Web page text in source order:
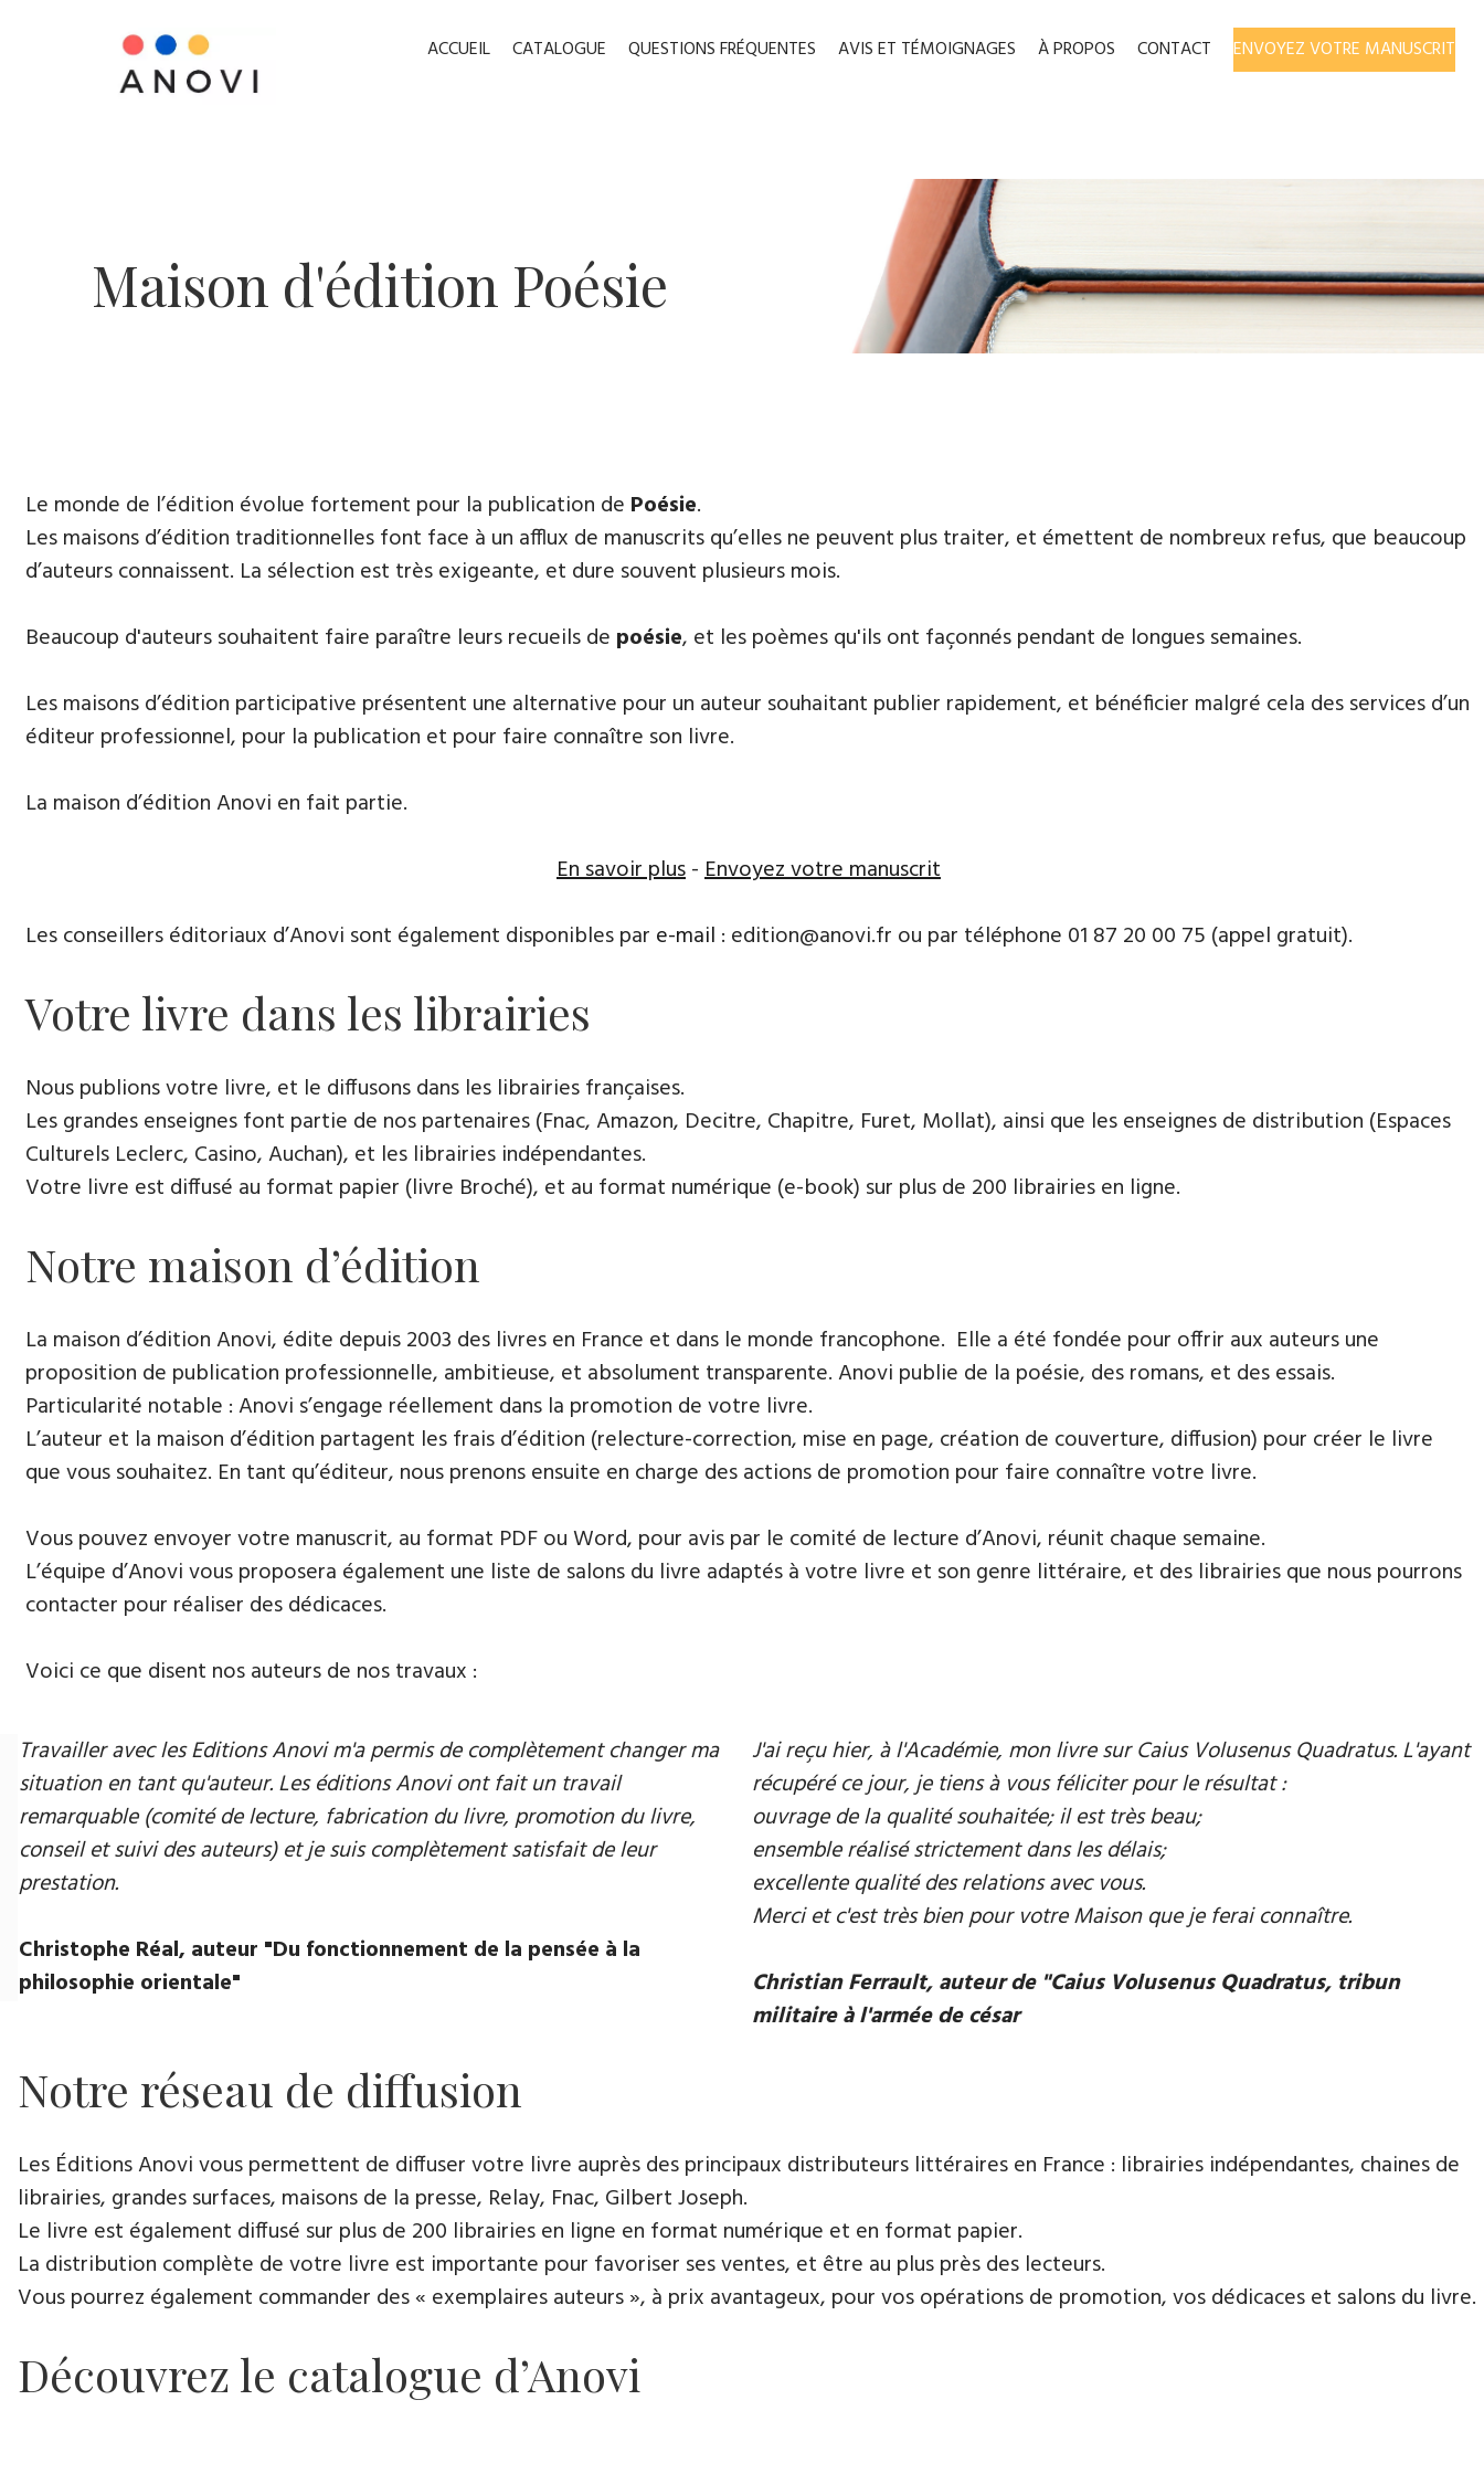
ACCUEIL CATALOGUE QUESTIONS FRÉQUENTES AVIS ET TÉMOIGNAGES À PROPOS CONTACT ENVOYEZ VOTRE MANUSCRIT
​Maison d'édition ​Poésie
Le monde de l’édition évolue fortement ​pour la publication de Poésie.
Les maisons d’édition traditionnelles font face à un afflux de manuscrits qu’elles ne peuvent plus traiter, et émettent de nombreux refus, que beaucoup
d’auteurs connaissent. La sélection est très exigeante, et dure souvent plusieurs mois.
Beaucoup d'auteurs souhaitent ​faire paraître leurs recueils de poésie, et les poèmes qu'ils ont façonnés pendant de longues semaines.
Les maisons d’édition participative présentent une alternative pour un auteur souhaitant publier rapidement, et bénéficier malgré cela des services d’un
éditeur professionnel, pour la publication et pour faire connaître son livre.
La maison d’édition Anovi en fait partie.
En savoir plus-Envoyez votre manuscrit
Les conseillers éditoriaux d’Anovi sont également disponibles par e-mail : edition@anovi.fr ou par téléphone ​​0​1 87 20 00 75 (appel gratuit).
Votre livre dans les librairies
Nous publions votre livre, et le diffusons dans les librairies françaises​.
Les grandes enseignes font partie de nos partenaires (Fnac, Amazon, Decitre, Chapitre, Furet, Mollat), ainsi que les enseignes de distribution (Espaces
Culturels Leclerc, Casino, Auchan), et les librairies indépendantes.
Votre livre est diffusé au format papier (livre Broché), et au format numérique (e-book) sur plus de 200 librairies en ligne.
Notre maison d’édition
La maison d’édition Anovi, édite depuis 2003 des livres en France et dans le monde francophone. Elle a été fondée pour offrir aux auteurs une
proposition de publication professionnelle, ambitieuse, et absolument transparente. Anovi publie de la poésie, des romans, et des essais.
Particularité notable : Anovi s’engage réellement dans la promotion de votre livre.
L’auteur et la maison d’édition partagent les frais d’édition (relecture-correction, mise en page, création de couverture, diffusion) pour créer le livre
que vous souhaitez. En tant qu’éditeur, nous prenons ensuite en charge des actions de promotion pour faire connaître votre livre.
Vous pouvez envoyer votre manuscrit, au format PDF ou Word, pour avis par le comité de lecture d’Anovi, réunit chaque semaine.
L’équipe d’Anovi vous proposera également une liste de salons du livre adaptés à votre livre et son genre littéraire, et des librairies que nous pourrons
contacter pour réaliser des dédicaces.
Voici ce que disent nos auteurs de nos travaux :
Travailler avec les Editions Anovi m'a permis de complètement changer ma
situation en tant qu'auteur. Les éditions Anovi ont fait un travail
remarquable (comité de lecture, fabrication du livre, promotion du livre,
conseil et suivi des auteurs) et je suis complètement satisfait de leur
prestation.
Christophe Réal, auteur ​"Du fonctionnement de la pensée à la
philosophie orientale"
J'ai reçu hier, à l'Académie, mon livre sur Caius Volusenus Quadratus. L'ayant
récupéré ce jour, je tiens à vous féliciter pour le résultat :
ouvrage de la qualité souhaitée; il est très beau;
ensemble réalisé strictement dans les délais;
excellente qualité des relations avec vous.
Merci et c'est très bien pour votre Maison que je ferai connaître.
Christian Ferrault, auteur de "Caius Volusenus Quadratus, tribun
militaire à l'armée de césar
Notre réseau de diffusion
Les Éditions Anovi vous permettent de diffuser votre livre auprès des principaux distributeurs littéraires en France : librairies indépendantes, chaines de
librairies, grandes surfaces, maisons de la presse, Relay, Fnac, Gilbert Joseph.
Le livre est également diffusé sur plus de 200 librairies en ligne en format numérique et en format papier.
La distribution complète de votre livre est importante pour favoriser ses ventes, et être au plus près des lecteurs.
Vous pourrez également commander des « exemplaires auteurs », à prix avantageux, pour vos opérations de promotion, vos dédicaces et salons du livre.
Découvrez le catalogue d’Anovi